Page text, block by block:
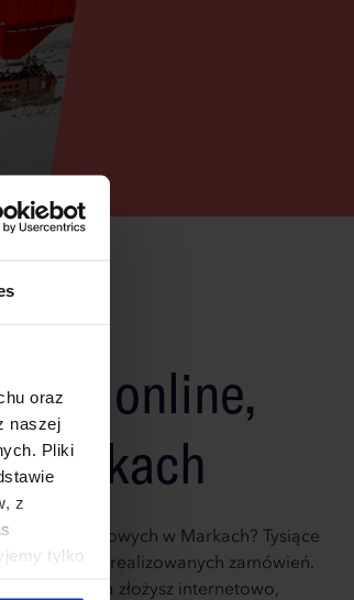
oraz
naszej
Pliki
z
tylko
online,
Markach
cyfrowych w Markach? Tysiące
tysięcy zrealizowanych zamówień.
zamówienia złożysz internetowo,